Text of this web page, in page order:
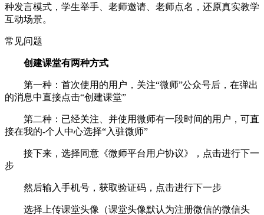
种发言模式，学生举手、老师邀请、老师点名，还原真实教学
互动场景。
常见问题
创建课堂有两种方式
第一种：首次使用的用户，关注“微师”公众号后，在弹出
的消息中直接点击“创建课堂”
第二种：已经关注、并使用微师有一段时间的用户，可直
接在我的-个人中心选择“入驻微师”
接下来，选择同意《微师平台用户协议》，点击进行下一
步
然后输入手机号，获取验证码，点击进行下一步
选择上传课堂头像（课堂头像默认为注册微信的微信头